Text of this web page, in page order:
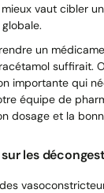
vaut cibler
un
suffirait.
importante qui
équipe de
dosage et la
les